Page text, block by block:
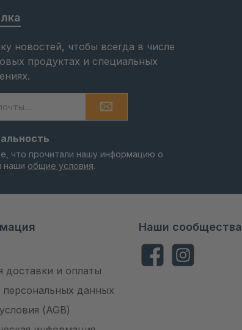
новостей, чтобы всегда в числе
продуктах и специальных
наши общие условия.
доставки и оплаты
персональных данных
(AGB)
Наши сообщества
FacebookInstagram